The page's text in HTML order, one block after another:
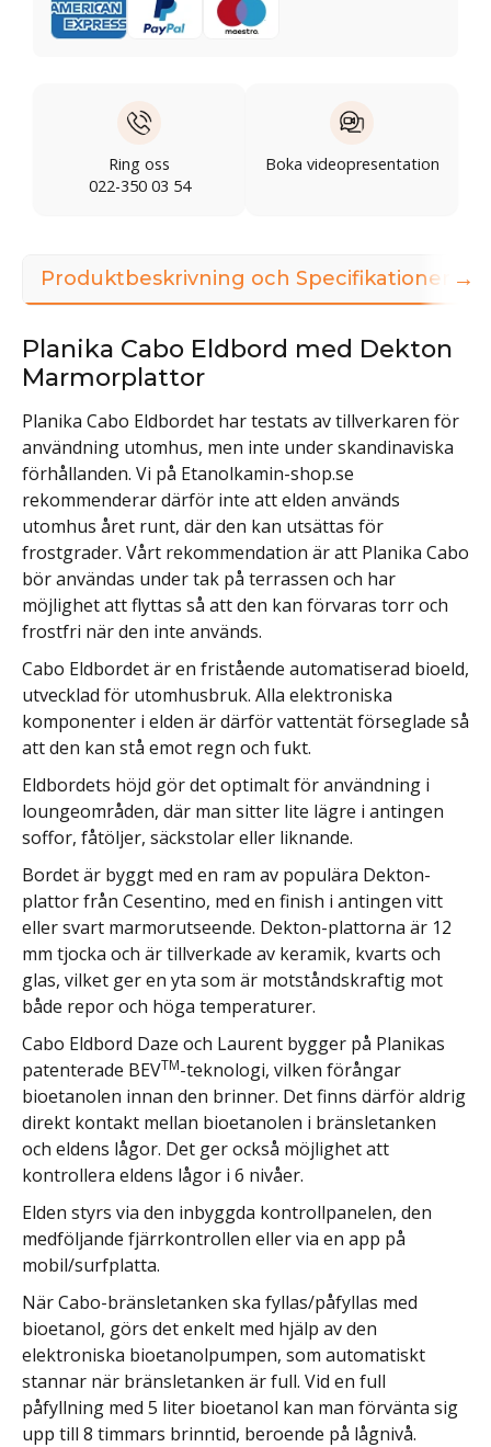
Ring oss
022-350 03 54
Boka videopresentation
Produktbeskrivning och Specifikationer
Planika Cabo Eldbord med Dekton
Marmorplattor
Planika Cabo Eldbordet har testats av tillverkaren för
användning utomhus, men inte under skandinaviska
förhållanden. Vi på Etanolkamin-shop.se
rekommenderar därför inte att elden används
utomhus året runt, där den kan utsättas för
frostgrader. Vårt rekommendation är att Planika Cabo
bör användas under tak på terrassen och har
möjlighet att flyttas så att den kan förvaras torr och
frostfri när den inte används.
Cabo Eldbordet är en fristående automatiserad bioeld,
utvecklad för utomhusbruk. Alla elektroniska
komponenter i elden är därför vattentät förseglade så
att den kan stå emot regn och fukt.
Eldbordets höjd gör det optimalt för användning i
loungeområden, där man sitter lite lägre i antingen
soffor, fåtöljer, säckstolar eller liknande.
Bordet är byggt med en ram av populära Dekton-
plattor från Cesentino, med en finish i antingen vitt
eller svart marmorutseende. Dekton-plattorna är 12
mm tjocka och är tillverkade av keramik, kvarts och
glas, vilket ger en yta som är motståndskraftig mot
både repor och höga temperaturer.
Cabo Eldbord Daze och Laurent bygger på Planikas
patenterade BEVTM-teknologi, vilken förångar
bioetanolen innan den brinner. Det finns därför aldrig
direkt kontakt mellan bioetanolen i bränsletanken
och eldens lågor. Det ger också möjlighet att
kontrollera eldens lågor i 6 nivåer.
Elden styrs via den inbyggda kontrollpanelen, den
medföljande fjärrkontrollen eller via en app på
mobil/surfplatta.
När Cabo-bränsletanken ska fyllas/påfyllas med
bioetanol, görs det enkelt med hjälp av den
elektroniska bioetanolpumpen, som automatiskt
stannar när bränsletanken är full. Vid en full
påfyllning med 5 liter bioetanol kan man förvänta sig
upp till 8 timmars brinntid, beroende på lågnivå.
→